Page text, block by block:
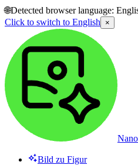
🌐Detected browser language:
Click to switch to English ×
Bild zu Figur